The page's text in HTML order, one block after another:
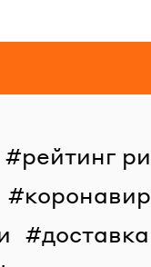
рейтинг